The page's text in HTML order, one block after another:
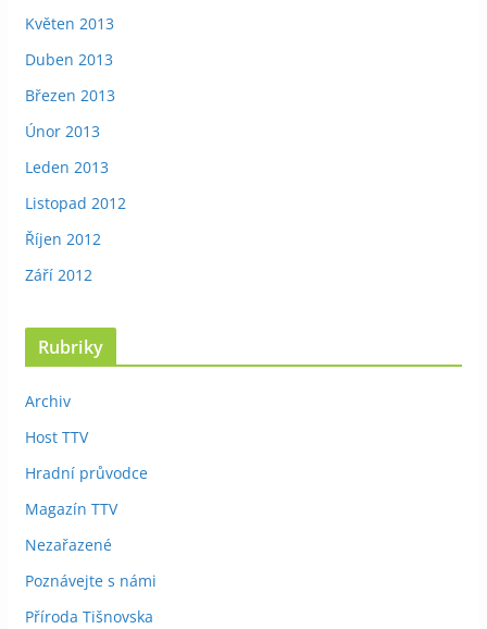
Květen 2013
Duben 2013
Březen 2013
Únor 2013
Leden 2013
Listopad 2012
Říjen 2012
Září 2012
Rubriky
Archiv
Host TTV
Hradní průvodce
Magazín TTV
Nezařazené
Poznávejte s námi
Příroda Tišnovska